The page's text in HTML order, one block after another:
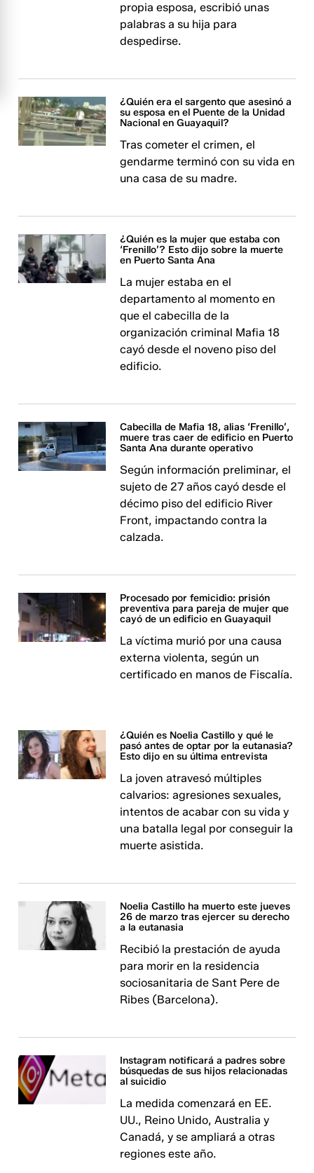
propia esposa, escribió unas
palabras a su hija para
despedirse.
¿Quién era el sargento que asesinó a
su esposa en el Puente de la Unidad
Nacional en Guayaquil?
Tras cometer el crimen, el
gendarme terminó con su vida en
una casa de su madre.
¿Quién es la mujer que estaba con
‘Frenillo’? Esto dijo sobre la muerte
en Puerto Santa Ana
La mujer estaba en el
departamento al momento en
que el cabecilla de la
organización criminal Mafia 18
cayó desde el noveno piso del
edificio.
Cabecilla de Mafia 18, alias ‘Frenillo’,
muere tras caer de edificio en Puerto
Santa Ana durante operativo
Según información preliminar, el
sujeto de 27 años cayó desde el
décimo piso del edificio River
Front, impactando contra la
calzada.
Procesado por femicidio: prisión
preventiva para pareja de mujer que
cayó de un edificio en Guayaquil
La víctima murió por una causa
externa violenta, según un
certificado en manos de Fiscalía.
¿Quién es Noelia Castillo y qué le
pasó antes de optar por la eutanasia?
Esto dijo en su última entrevista
La joven atravesó múltiples
calvarios: agresiones sexuales,
intentos de acabar con su vida y
una batalla legal por conseguir la
muerte asistida.
Noelia Castillo ha muerto este jueves
26 de marzo tras ejercer su derecho
a la eutanasia
Recibió la prestación de ayuda
para morir en la residencia
sociosanitaria de Sant Pere de
Ribes (Barcelona).
Instagram notificará a padres sobre
búsquedas de sus hijos relacionadas
al suicidio
La medida comenzará en EE.
UU., Reino Unido, Australia y
Canadá, y se ampliará a otras
regiones este año.